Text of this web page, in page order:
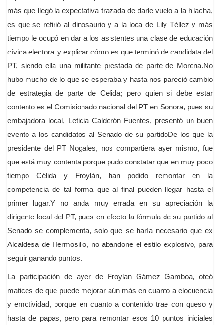
más que llegó la expectativa trazada de darle vuelo a la hilacha,
es que se refirió al dinosaurio y a la loca de Lily Téllez y más
tiempo le ocupó en dar a los asistentes una clase de educación
cívica electoral y explicar cómo es que terminó de candidata del
PT, siendo ella una militante prestada de parte de Morena.No
hubo mucho de lo que se esperaba y hasta nos pareció cambio
de estrategia de parte de Celida; pero quien si debe estar
contento es el Comisionado nacional del PT en Sonora, pues su
embajadora local, Leticia Calderón Fuentes, presentó un buen
evento a los candidatos al Senado de su partidoDe los que la
presidente del PT Nogales, nos compartiera ayer mismo, fue
que está muy contenta porque pudo constatar que en muy poco
tiempo Célida y Froylán, han podido remontar en la
competencia de tal forma que al final pueden llegar hasta el
primer lugar.Y no anda muy errada en su apreciación la
dirigente local del PT, pues en efecto la fórmula de su partido al
Senado se complementa, solo que se haría necesario que ex
Alcaldesa de Hermosillo, no abandone el estilo explosivo, para
seguir ganando puntos.
La participación de ayer de Froylan Gámez Gamboa, oteó
matices de que puede mejorar aún más en cuanto a elocuencia
y emotividad, porque en cuanto a contenido trae con queso y
hasta de papas, pero para remontar esos 10 puntos iniciales